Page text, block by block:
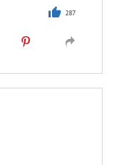
287